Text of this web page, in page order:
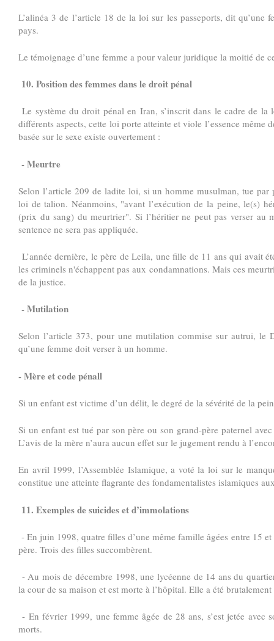
L’alinéa 3 de l’article 18 de la loi sur les passeports, dit
pays.
Le témoignage d’une femme a pour valeur juridique la moitié de
10. Position des femmes dans le droit pénal
Le système du droit pénal en Iran, s’inscrit dans le cadre de
différents aspects, cette loi porte atteinte et viole l’essence
basée sur le sexe existe ouvertement :
- Meurtre
Selon l’article 209 de ladite loi, si un homme musulman, tue
loi de talion. Néanmoins, "avant l’exécution de la peine, le(s)
(prix du sang) du meurtrier". Si l’héritier ne peut pas verser
sentence ne sera pas appliquée.
L’année dernière, le père de Leila, une fille de 11 ans qui avait
les criminels n'échappent pas aux condamnations. Mais ces
de la justice.
- Mutilation
Selon l’article 373, pour une mutilation commise sur autrui,
qu’une femme doit verser à un homme.
- Mère et code pénall
Si un enfant est victime d’un délit, le degré de la sévérité de la
Si un enfant est tué par son père ou son grand-père paternel
L’avis de la mère n’aura aucun effet sur le jugement rendu à
En avril 1999, l’Assemblée Islamique, a voté la loi sur le
constitue une atteinte flagrante des fondamentalistes islamiques
11. Exemples de suicides et d’immolations
- En juin 1998, quatre filles d’une même famille âgées entre 15
père. Trois des filles succombèrent.
- Au mois de décembre 1998, une lycéenne de 14 ans du
la cour de sa maison et est morte à l’hôpital. Elle a été
- En février 1999, une femme âgée de 28 ans, s’est jetée
morts.